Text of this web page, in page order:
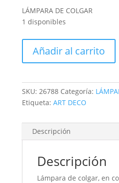
LÁMPARA DE COLGAR
1 disponibles
COLGAR
Añadir al carrito
SKU: 26788 Categoría:
Etiqueta: ART DECO
Descripción
Descripción
Lámpara de colgar, en